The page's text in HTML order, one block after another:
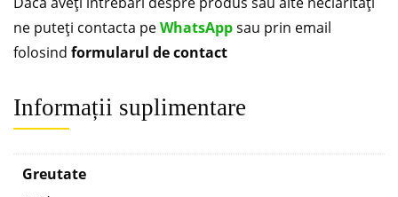
ne puteți contacta peWhatsAppsau prin email
folosind formularul de contact
Informații suplimentare
Greutate